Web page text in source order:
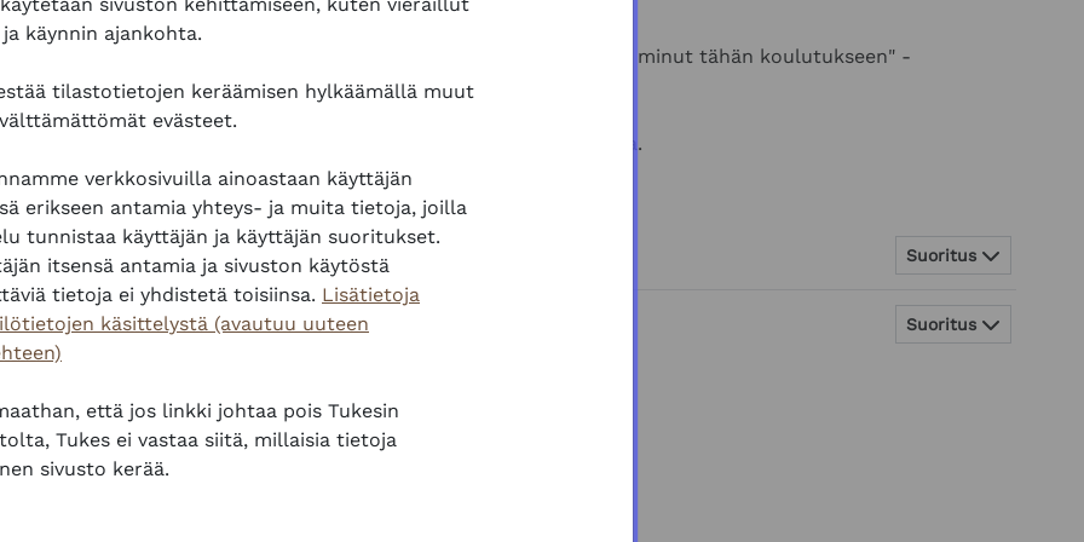
että olet kirjautunut sisään.
"Lisää minut tähän koulutukseen" -
Löydät painikkeen koulutuksen yläpalkista.
suorittamisesta ei ole ladattavissa Tukes Kampus -todistusta.
SCORM-paketti Suoritus
Verkko-osoite Suoritus
sivuston kehittämiseen, kuten vieraillut
käynnin ajankohta.
tilastotietojen keräämisen hylkäämällä muut
evästeet.
verkkosivuilla ainoastaan käyttäjän
erikseen antamia yhteys- ja muita tietoja, joilla
tunnistaa käyttäjän ja käyttäjän suoritukset.
itsensä antamia ja sivuston käytöstä
tietoja ei yhdistetä toisiinsa. Lisätietoja
käsittelystä (avautuu uuteen
että jos linkki johtaa pois Tukesin
Tukes ei vastaa siitä, millaisia tietoja
sivusto kerää.